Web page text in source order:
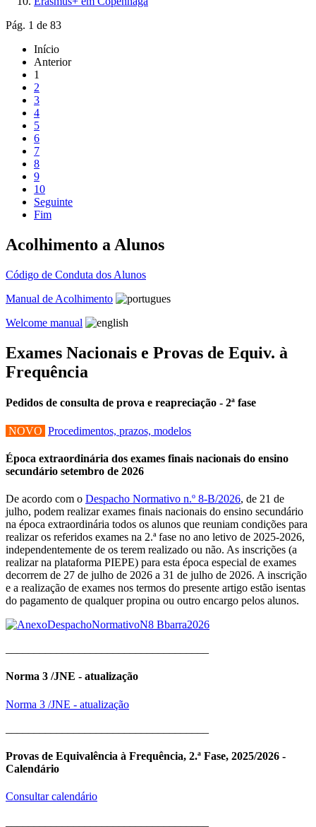
Pág. 1 de 83
Início
Anterior
1
2
3
4
5
6
7
8
9
10
Seguinte
Fim
Acolhimento a Alunos
Código de Conduta dos Alunos
Manual de Acolhimento
Welcome manual
Exames Nacionais e Provas de Equiv. à
Frequência
Pedidos de consulta de prova e reapreciação - 2ª fase
NOVO Procedimentos, prazos, modelos
Época extraordinária dos exames finais nacionais do ensino
secundário setembro de 2026
De acordo com o Despacho Normativo n.º 8-B/2026, de 21 de
julho, podem realizar exames finais nacionais do ensino secundário
na época extraordinária todos os alunos que reuniam condições para
realizar os referidos exames na 2.ª fase no ano letivo de 2025-2026,
independentemente de os terem realizado ou não. As inscrições (a
realizar na plataforma PIEPE) para esta época especial de exames
decorrem de 27 de julho de 2026 a 31 de julho de 2026. A inscrição
e a realização de exames nos termos do presente artigo estão isentas
do pagamento de qualquer propina ou outro encargo pelos alunos.
Norma 3 /JNE - atualização
Norma 3 /JNE - atualização
Provas de Equivalência à Frequência, 2.ª Fase, 2025/2026 -
Calendário
Consultar calendário